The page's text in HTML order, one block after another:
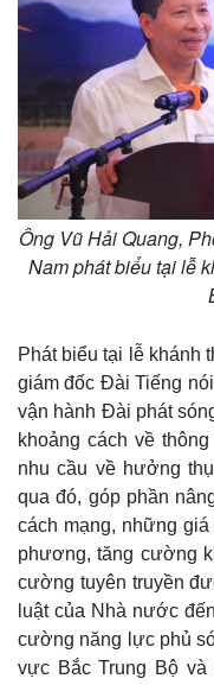
Ông Vũ Hải Quang,
Nam phát biểu tại lễ
Phát biểu tại lễ khánh
giám đốc Đài Tiếng
vận hành Đài phát
khoảng cách về
nhu cầu về hưởng
qua đó, góp phần
cách mạng, những
phương, tăng cường
cường tuyên truyền
luật của Nhà nước
cường năng lực phủ
vực Bắc Trung Bộ và